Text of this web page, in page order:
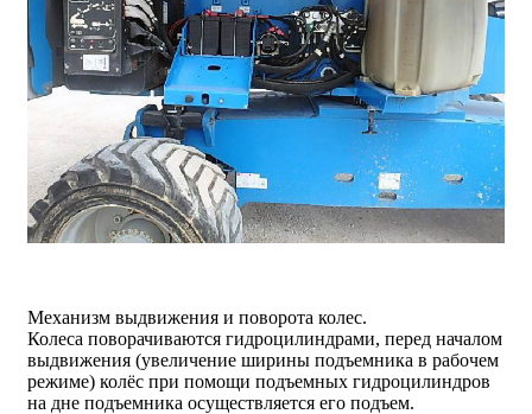
Механизм выдвижения и поворота колес.
Колеса поворачиваются гидроцилиндрами, перед началом
выдвижения (увеличение ширины подъемника в рабочем
режиме) колёс при помощи подъемных гидроцилиндров
на дне подъемника осуществляется его подъем.